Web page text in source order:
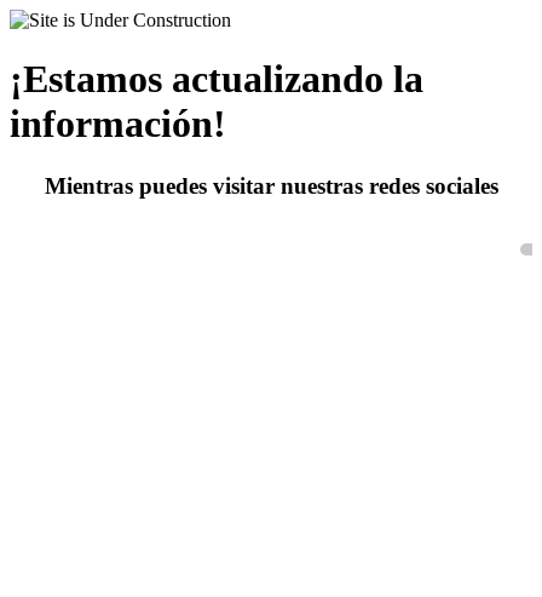
¡Estamos actualizando la
información!
Mientras puedes visitar nuestras redes sociales